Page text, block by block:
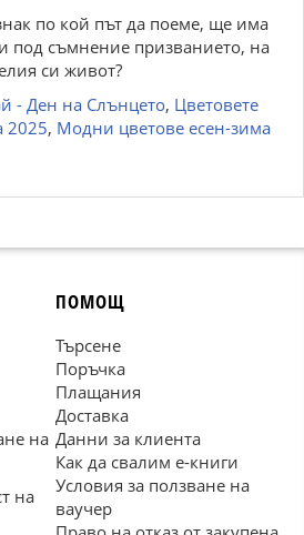
по кой път да поеме, ще има
под съмнение призванието, на
си живот?
- Ден на Слънцето, Цветовете
2025, Модни цветове есен-зима
на
на
ПОМОЩ
Търсене
Поръчка
Плащания
Доставка
Данни за клиента
Как да свалим е-книги
Условия за ползване на
ваучер